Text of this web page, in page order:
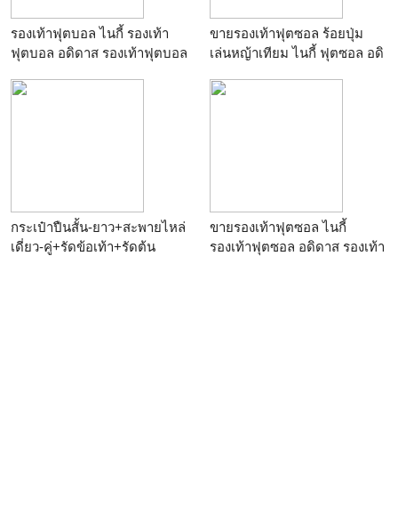
รองเท้าฟุตบอล ไนกี้ รองเท้า
ฟุตบอล อดิดาส รองเท้าฟุตบอล
รองเท้าสตั้ด สตั้ดไนกี้ สตั้ด อดิ
ขายรองเท้าฟุตซอล ร้อยปุ่ม
เล่นหญ้าเทียม ไนกี้ ฟุตซอล อดิ
รองเท้ากีฬา รองเท้าสตั้ด
กระเป๋าปืนสั้น-ยาว+สะพายไหล่
เดี่ยว-คู่+รัดข้อเท้า+รัดต้น
ขายรองเท้าฟุตซอล ไนกี้
รองเท้าฟุตซอล อดิดาส รองเท้า